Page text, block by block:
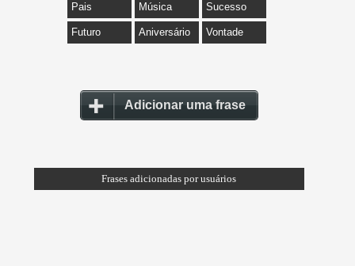
Pais Música Sucesso
Futuro Aniversário Vontade
Adicionar uma frase
Frases adicionadas por usuários